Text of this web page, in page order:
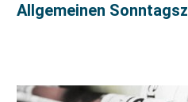
Allgemeinen